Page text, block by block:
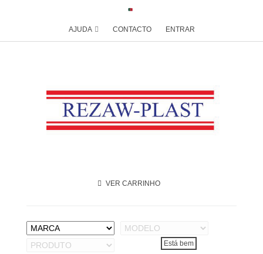
AJUDA CONTACTO ENTRAR
VER CARRINHO